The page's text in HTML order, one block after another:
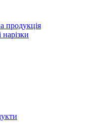
продукція